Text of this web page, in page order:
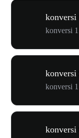
konversi
konversi
konversi